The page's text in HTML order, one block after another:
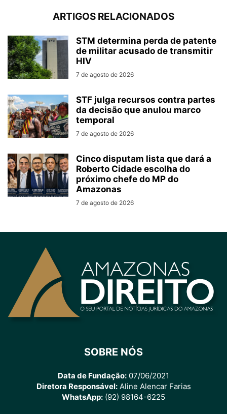
ARTIGOS RELACIONADOS
STM determina perda de patente
de militar acusado de transmitir
HIV
7 de agosto de 2026
STF julga recursos contra partes
da decisão que anulou marco
temporal
7 de agosto de 2026
Cinco disputam lista que dará a
Roberto Cidade escolha do
próximo chefe do MP do
Amazonas
7 de agosto de 2026
SOBRE NÓS
Data de Fundação: 07/06/2021
Diretora Responsável:Aline Alencar Farias
WhatsApp: (92) 98164-6225